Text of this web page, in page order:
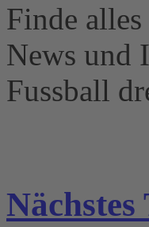
Finde
News und
Fussball